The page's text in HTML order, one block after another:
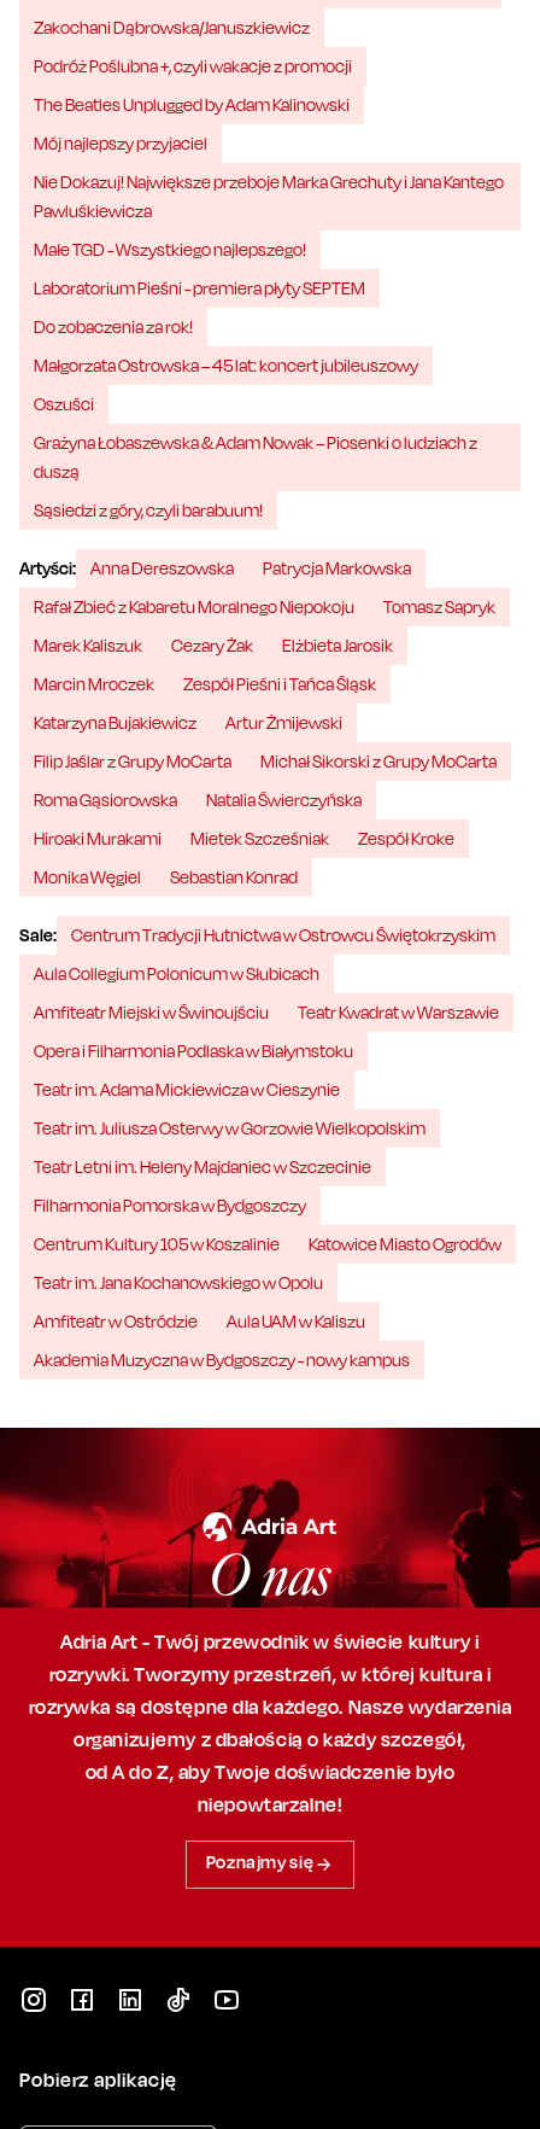
Zakochani Dąbrowska/Januszkiewicz
Podróż Poślubna +, czyli wakacje z promocji
The Beatles Unplugged by Adam Kalinowski
Mój najlepszy przyjaciel
Nie Dokazuj! Największe przeboje Marka Grechuty i Jana Kantego
Pawluśkiewicza
Małe TGD - Wszystkiego najlepszego!
Laboratorium Pieśni - premiera płyty SEPTEM
Do zobaczenia za rok!
Małgorzata Ostrowska – 45 lat: koncert jubileuszowy
Oszuści
Grażyna Łobaszewska & Adam Nowak – Piosenki o ludziach z
duszą
Sąsiedzi z góry, czyli barabuum!
Artyści: Anna Dereszowska
Patrycja Markowska
Rafał Zbieć z Kabaretu Moralnego Niepokoju
Tomasz Sapryk
Marek Kaliszuk
Cezary Żak
Elżbieta Jarosik
Marcin Mroczek
Zespół Pieśni i Tańca Śląsk
Katarzyna Bujakiewicz
Artur Żmijewski
Filip Jaślar z Grupy MoCarta
Michał Sikorski z Grupy MoCarta
Roma Gąsiorowska
Natalia Świerczyńska
Hiroaki Murakami
Mietek Szcześniak
Zespół Kroke
Monika Węgiel
Sebastian Konrad
Sale:
Centrum Tradycji Hutnictwa w Ostrowcu Świętokrzyskim
Aula Collegium Polonicum w Słubicach
Amfiteatr Miejski w Świnoujściu
Teatr Kwadrat w Warszawie
Opera i Filharmonia Podlaska w Białymstoku
Teatr im. Adama Mickiewicza w Cieszynie
Teatr im. Juliusza Osterwy w Gorzowie Wielkopolskim
Teatr Letni im. Heleny Majdaniec w Szczecinie
Filharmonia Pomorska w Bydgoszczy
Centrum Kultury 105 w Koszalinie
Katowice Miasto Ogrodów
Teatr im. Jana Kochanowskiego w Opolu
Amfiteatr w Ostródzie
Aula UAM w Kaliszu
Akademia Muzyczna w Bydgoszczy - nowy kampus
O nas
Adria Art - Twój przewodnik w świecie kultury i
rozrywki. Tworzymy przestrzeń,w której kultura i
rozrywka są dostępne dla każdego. Nasze wydarzenia
organizujemy z dbałością o każdy szczegół,
od A do Z, abyTwoje doświadczenie było
niepowtarzalne!
Poznajmy się
Pobierz aplikację